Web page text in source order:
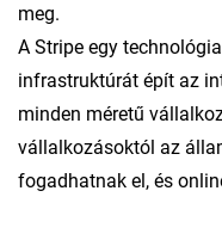
meg.
A Stripe egy
infrastruktúrát épít az
minden méretű
vállalkozásoktól az
fogadhatnak el, és